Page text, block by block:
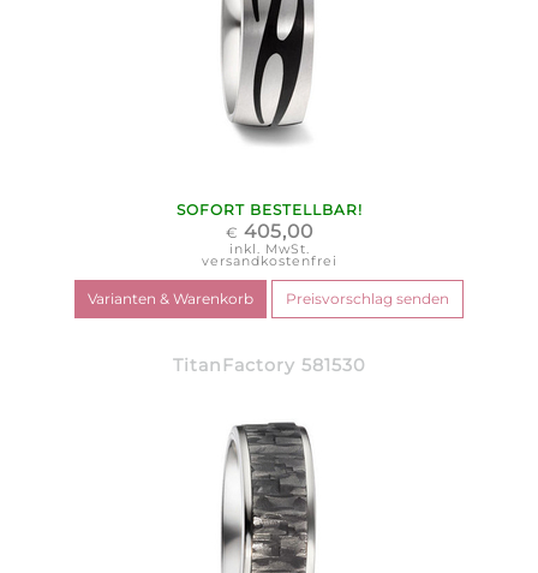
SOFORT BESTELLBAR!
€ 405,00
inkl. MwSt.
versandkostenfrei
TitanFactory 581530